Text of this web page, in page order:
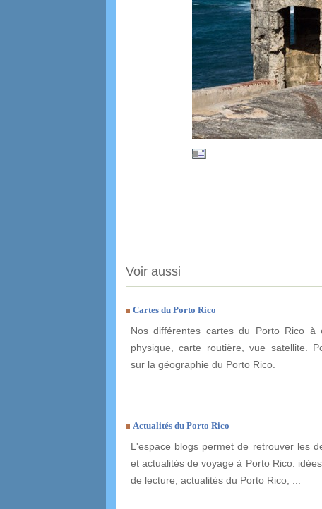
Voir aussi
Cartes du Porto Rico
Nos différentes cartes du Porto Rico à
physique, carte routière, vue satellite.
sur la géographie du Porto Rico.
Actualités du Porto Rico
L'espace blogs permet de retrouver les
et actualités de voyage à Porto Rico:
de lecture, actualités du Porto Rico, ...